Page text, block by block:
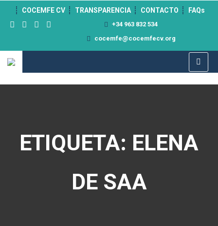
COCEMFE CV TRANSPARENCIA CONTACTO FAQs
+34 963 832 534
cocemfe@cocemfecv.org
ETIQUETA: ELENA
DE SAA